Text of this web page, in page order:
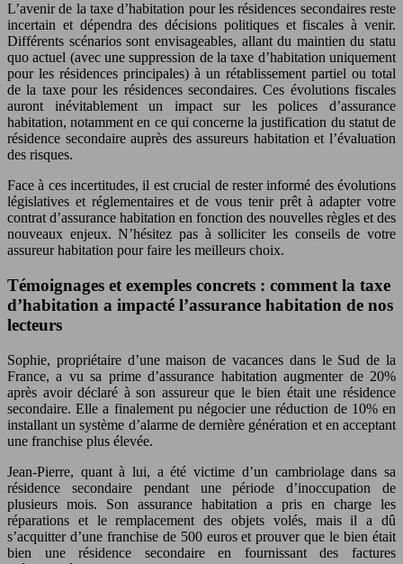
L’avenir de la taxe d’habitation pour les résidences secondaires reste
incertain et dépendra des décisions politiques et fiscales à venir.
Différents scénarios sont envisageables, allant du maintien du statu
quo actuel (avec une suppression de la taxe d’habitation uniquement
pour les résidences principales) à un rétablissement partiel ou total
de la taxe pour les résidences secondaires. Ces évolutions fiscales
auront inévitablement un impact sur les polices d’assurance
habitation, notamment en ce qui concerne la justification du statut de
résidence secondaire auprès des assureurs habitation et l’évaluation
des risques.
Face à ces incertitudes, il est crucial de rester informé des évolutions
législatives et réglementaires et de vous tenir prêt à adapter votre
contrat d’assurance habitation en fonction des nouvelles règles et des
nouveaux enjeux. N’hésitez pas à solliciter les conseils de votre
assureur habitation pour faire les meilleurs choix.
Témoignages et exemples concrets : comment la taxe
d’habitation a impacté l’assurance habitation de nos
lecteurs
Sophie, propriétaire d’une maison de vacances dans le Sud de la
France, a vu sa prime d’assurance habitation augmenter de 20%
après avoir déclaré à son assureur que le bien était une résidence
secondaire. Elle a finalement pu négocier une réduction de 10% en
installant un système d’alarme de dernière génération et en acceptant
une franchise plus élevée.
Jean-Pierre, quant à lui, a été victime d’un cambriolage dans sa
résidence secondaire pendant une période d’inoccupation de
plusieurs mois. Son assurance habitation a pris en charge les
réparations et le remplacement des objets volés, mais il a dû
s’acquitter d’une franchise de 500 euros et prouver que le bien était
bien une résidence secondaire en fournissant des factures